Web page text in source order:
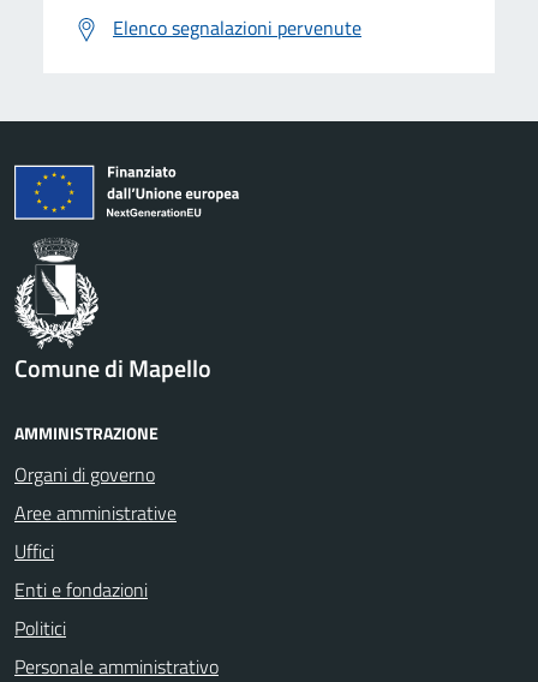
Elenco segnalazioni pervenute
Comune di Mapello
AMMINISTRAZIONE
Organi di governo
Aree amministrative
Uffici
Enti e fondazioni
Politici
Personale amministrativo